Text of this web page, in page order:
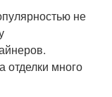
не
отделки много